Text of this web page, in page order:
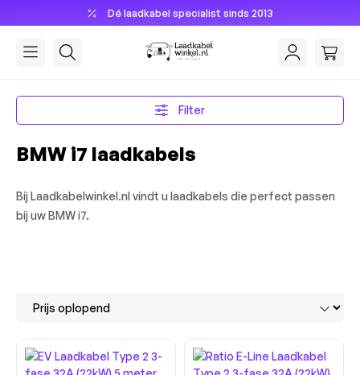
Dé laadkabel specialist sinds 2013
Filter
BMW i7 laadkabels
Bij Laadkabelwinkel.nl vindt u laadkabels die perfect passen
bij uw BMW i7.